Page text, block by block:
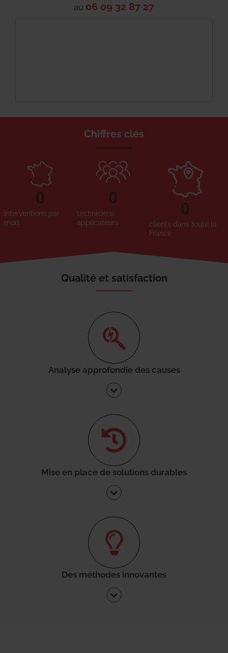
au 06 09 32 87 27
Chiffres clés
interventions par
mois
0
techniciens
applicateurs
0
clients dans toute la
France
0
Qualité et satisfaction
Analyse approfondie des causes
Mise en place de solutions durables
Des méthodes innovantes